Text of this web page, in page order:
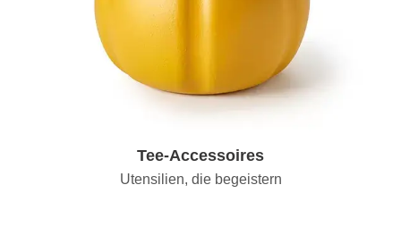
Tee-Accessoires
Utensilien, die begeistern